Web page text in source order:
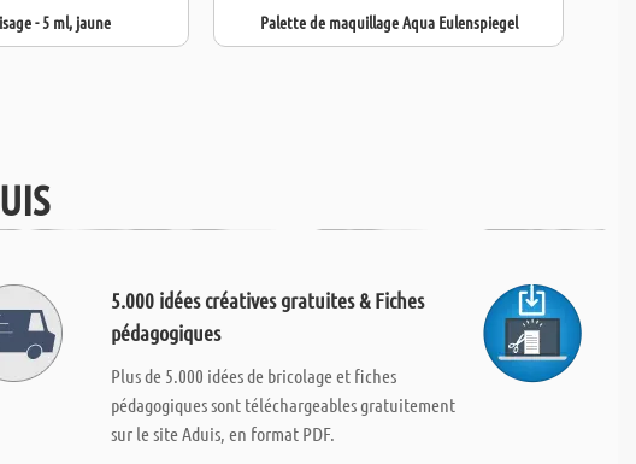
- 5 ml, jaune Palette de maquillage Aqua Eulenspiegel
5.000 idées créatives gratuites & Fiches
pédagogiques
Plus de 5.000 idées de bricolage et fiches
pédagogiques sont téléchargeables gratuitement
sur le site Aduis, en format PDF.